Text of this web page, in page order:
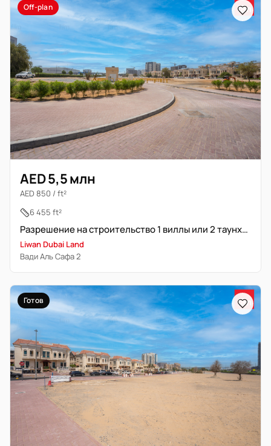
Off-plan
AED 5,5 млн
AED 850 / ft²
6 455 ft²
Разрешение на строительство 1 виллы или 2 таунхаусов | G+2
Liwan Dubai Land
Вади Аль Сафа 2
Готов